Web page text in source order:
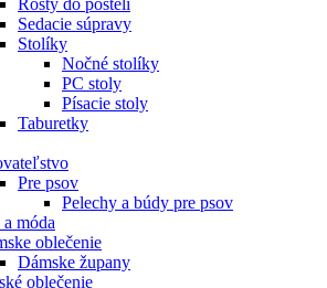
Sedacie súpravy
Stolíky
Nočné stolíky
PC stoly
Písacie stoly
Taburetky
Pre psov
Pelechy a búdy pre psov
móda
oblečenie
Dámske župany
oblečenie